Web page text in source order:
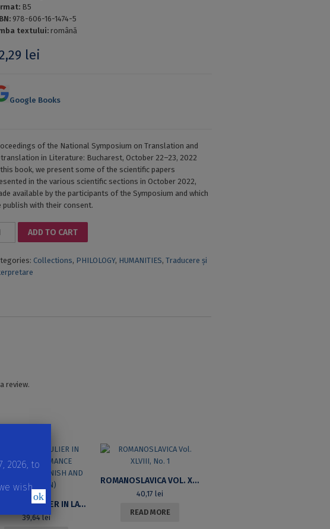
B5
978-606-16-1474-5
textului: română
lei
Google Books
of the National Symposium on Translation and
in Literature: Bucharest, October 22–23, 2022
this book, we present some of the scientific papers
in the various scientific sections in October 2022,
available by the participants of the Symposium and which
publish with their consent.
ADD TO CART
Collections, PHILOLOGY, HUMANITIES,Traducere și
review.
HOMO-VIR-MULIER IN LATIN AND ROMANCE LANGUAGES (SPANISH AND ROMANIAN)
39,64lei
ROMANOSLAVICA VOL. XLVIII, NO. 1
40,17 lei
READ MORE
2026, to
wish
ok